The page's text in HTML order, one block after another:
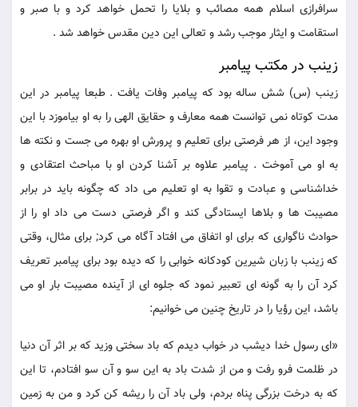
سرافرازی اسلام همه مصائب و بلایا را تحمل خواهد کرد و با صبر و
استقامت و ایثار موجب رشد و تعالی این دین مقدس خواهد شد .
زینب در مکتب پیامبر
زینب (س) شش ساله بود که پیامبر وفات یافت . طبعا پیامبر در این
مدت کوتاه نمی توانست همه معارف و حقایق الهی را به او بیاموزد با این
وجود این، از هر فرصتی برای تعلیم و پرورش او بهره می جست و نکته ها
به او می آموخت . پیامبر علاوه بر آشنا کردن او با مباحث اعتقادی و
خداشناسی و عبادت و تقوا به او تعلیم می داد که چگونه باید در برابر
مصیبت ها و بلاها ایستادگی کند و اگر فرصتی دست می داد او را از
حوادث ناگواری که برای او اتفاق می افتاد آگاه می کرد; برای مثال، وقتی
که زینب با زبان شیرین کودکانه خوابی را که دیده بود برای پیامبر تعریف
کرد آن را به گونه ای تعبیر نمود که جلوه ای از آینده مصیبت بار او می
باشد، این رؤیا را در تاریخ چنین می خوانیم:
«ای رسول خدا دیشب در خواب دیدم که باد سختی وزید که بر اثر آن دنیا
در ظلمت فرو رفت و من از شدت باد به این سو و آن سو افتادم، تا این
که به درخت بزرگی پناه بردم، ولی باد آن را ریشه کن کرد و من به زمین